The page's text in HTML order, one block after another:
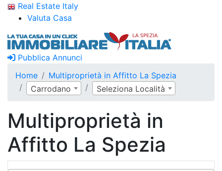
Real Estate Italy
Valuta Casa
Pubblica Annunci
Home
Multiproprietà in Affitto La Spezia
Carrodano
Seleziona Località
Multiproprietà in
Affitto La Spezia